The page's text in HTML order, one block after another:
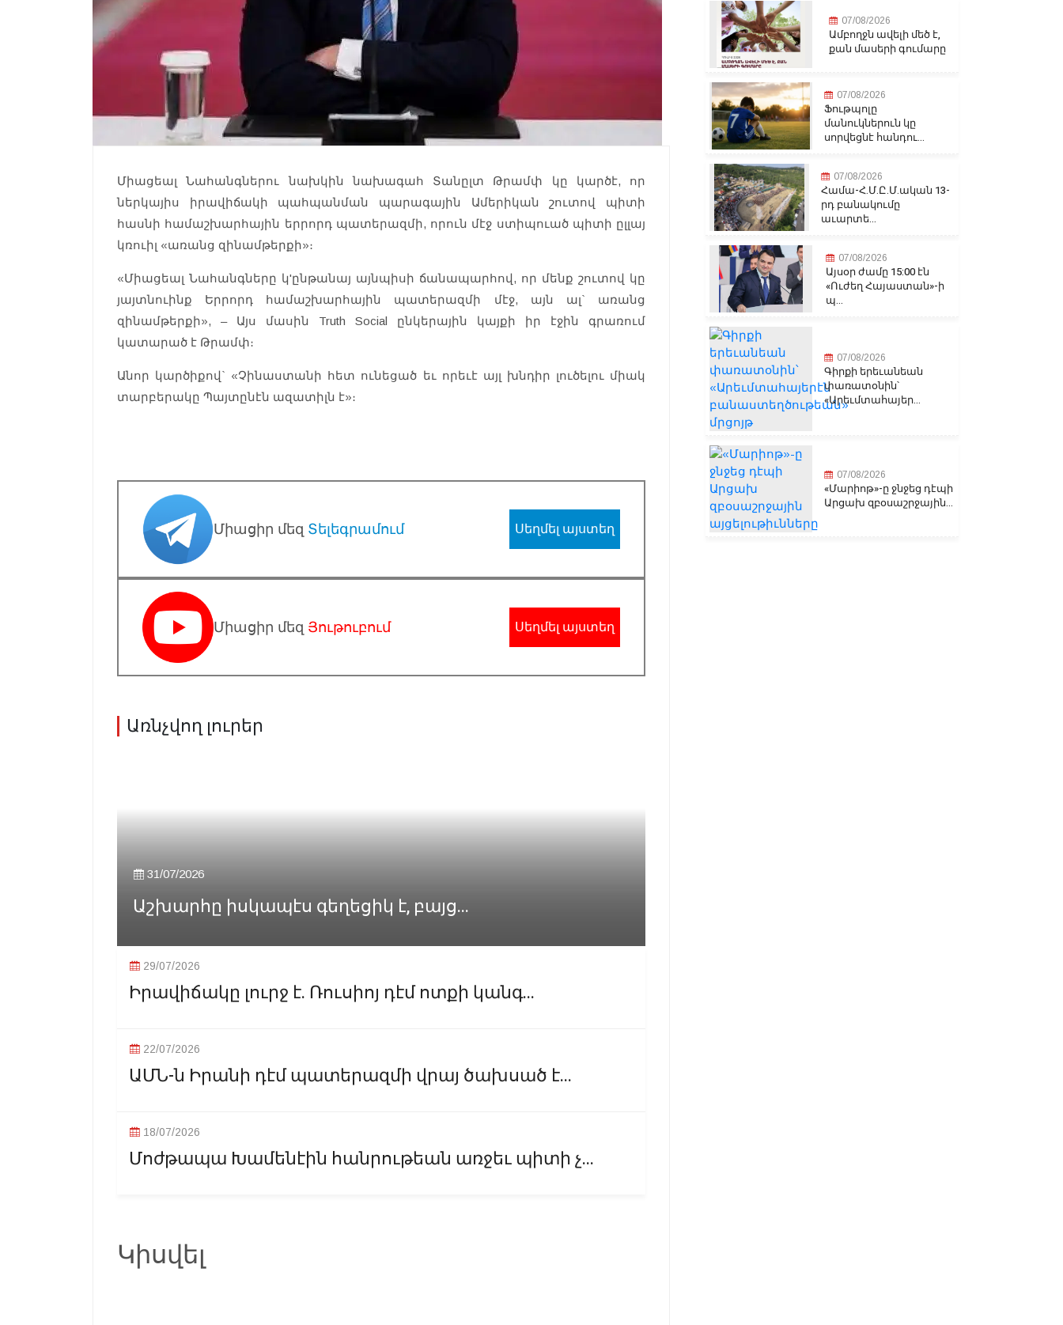
Միացեալ Նահանգներու նախկին նախագահ Տանըլտ Թրամփ կը կարծէ, որ
ներկայիս իրավիճակի պահպանման պարագային Ամերիկան շուտով պիտի
հասնի համաշխարհային երրորդ պատերազմի, որուն մէջ ստիպուած պիտի ըլլայ
կռուիլ «առանց զինամթերքի»։
«Միացեալ Նահանգները կ'ընթանայ այնպիսի ճանապարհով, որ մենք շուտով կը
յայտնուինք Երրորդ համաշխարհային պատերազմի մէջ, այն ալ` առանց
զինամթերքի», – Այս մասին Truth Social ընկերային կայքի իր էջին գրառում
կատարած է Թրամփ։
Անոր կարծիքով` «Չինաստանի հետ ունեցած եւ որեւէ այլ խնդիր լուծելու միակ
տարբերակը Պայտընէն ազատիլն է»։
Միացիր մեզ Տելեգրամում Սեղմել այստեղ
Միացիր մեզ Յութուբում Սեղմել այստեղ
Առնչվող լուրեր
31/07/2026
Աշխարհը իսկապէս գեղեցիկ է, բայց...
29/07/2026
Իրավիճակը լուրջ է. Ռուսիոյ դէմ ոտքի կանգ...
22/07/2026
ԱՄՆ-ն Իրանի դէմ պատերազմի վրայ ծախսած է...
18/07/2026
Մոժթապա Խամենէին հանրութեան առջեւ պիտի չ...
Կիսվել
07/08/2026
Ամբողջն ավելի մեծ է,
քան մասերի գումարը
07/08/2026
Ֆութպոլը
մանուկներուն կը
սորվեցնէ հանդու...
07/08/2026
Համա-Հ.Մ.Ը.Մ.ական 13-
րդ բանակումը
աւարտե...
07/08/2026
Այսօր ժամը 15:00 էն
«Ուժեղ Հայաստան»-ի
պ...
07/08/2026
Գիրքի երեւանեան
փառատօնին՝
«Արեւմտահայեր...
07/08/2026
«Մարիոթ»-ը ջնջեց դէպի
Արցախ զբօսաշրջային...